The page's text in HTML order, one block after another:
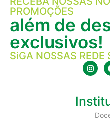
PROMOÇÕES
além de
exclusivos!
SiGA NOSSAS REDE